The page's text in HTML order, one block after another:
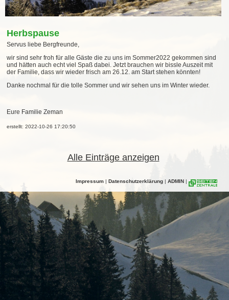
Herbspause
Servus liebe Bergfreunde,
wir sind sehr froh für alle Gäste die zu uns im Sommer2022 gekommen sind
und hätten auch echt viel Spaß dabei. Jetzt brauchen wir bissle Auszeit mit
der Familie, dass wir wieder frisch am 26.12. am Start stehen könnten!
Danke nochmal für die tolle Sommer und wir sehen uns im Winter wieder.
Eure Familie Zeman
erstellt: 2022-10-26 17:20:50
Alle Einträge anzeigen
Impressum | Datenschutzerklärung | ADMIN |